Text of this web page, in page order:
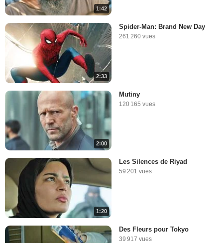
1:42
2:33
Spider-Man: Brand New Day
261 260 vues
2:00
Mutiny
120 165 vues
1:20
Les Silences de Riyad
59 201 vues
Des Fleurs pour Tokyo
39 917 vues